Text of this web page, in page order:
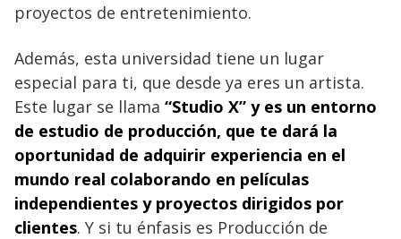
proyectos de entretenimiento.
Además, esta universidad tiene un lugar
especial para ti, que desde ya eres un artista.
Este lugar se llama “Studio X” y es un entorno
de estudio de producción, que te dará la
oportunidad de adquirir experiencia en el
mundo real colaborando en películas
independientes y proyectos dirigidos por
clientes. Y si tu énfasis es Producción de